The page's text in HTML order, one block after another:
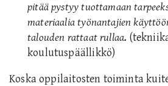
pitää pystyy tuottamaan
materiaalia työnantajien
talouden rattaat rullaa.
koulutuspäällikkö)
Koska oppilaitosten toiminta